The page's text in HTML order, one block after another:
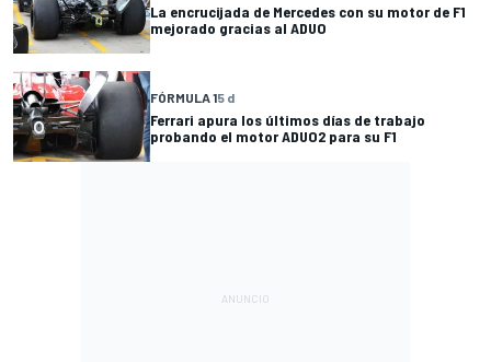
La encrucijada de Mercedes con su motor de F1
mejorado gracias al ADUO
FÓRMULA 15 d
Ferrari apura los últimos días de trabajo
probando el motor ADUO2 para su F1